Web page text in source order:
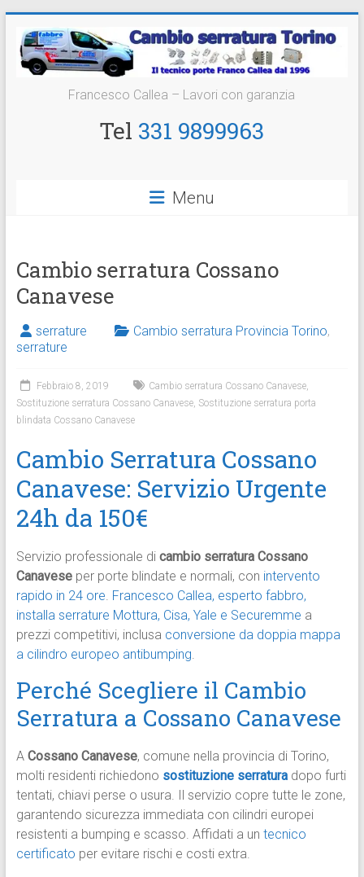
contenuto
Cambio
Serratura
Francesco Callea – Lavori con garanzia
Tel 331 9899963
Menu
Cambio serratura Cossano
Canavese
serrature Cambio serratura Provincia Torino,
serrature
Febbraio 8, 2019 Cambio serratura Cossano Canavese,
Sostituzione serratura Cossano Canavese, Sostituzione serratura porta
blindata Cossano Canavese
Cambio Serratura Cossano
Canavese: Servizio Urgente
24h da 150€
Servizio professionale di cambio serratura Cossano
Canaveseper porte blindate e normali, con intervento
rapido in 24 ore. Francesco Callea, esperto fabbro,
installa serrature Mottura, Cisa, Yale e Securemme a
prezzi competitivi, inclusa conversione da doppia mappa
a cilindro europeo antibumping.​
Perché Scegliere il Cambio
Serratura a Cossano Canavese
A Cossano Canavese, comune nella provincia di Torino,
molti residenti richiedono sostituzione serraturadopo furti
tentati, chiavi perse o usura. Il servizio copre tutte le zone,
garantendo sicurezza immediata con cilindri europei
resistenti a bumping e scasso. Affidati a un tecnico
certificato per evitare rischi e costi extra.​